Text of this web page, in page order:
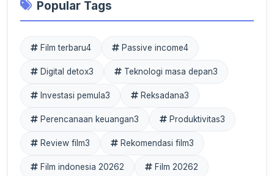
Popular Tags
Film terbaru4 Passive income4
Digital detox3 Teknologi masa depan3
Investasi pemula3 Reksadana3
Perencanaan keuangan3 Produktivitas3
Review film3 Rekomendasi film3
Film indonesia 20262 Film 20262